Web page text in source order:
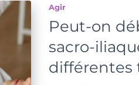
Agir
Peut-on
sacro-
différentes